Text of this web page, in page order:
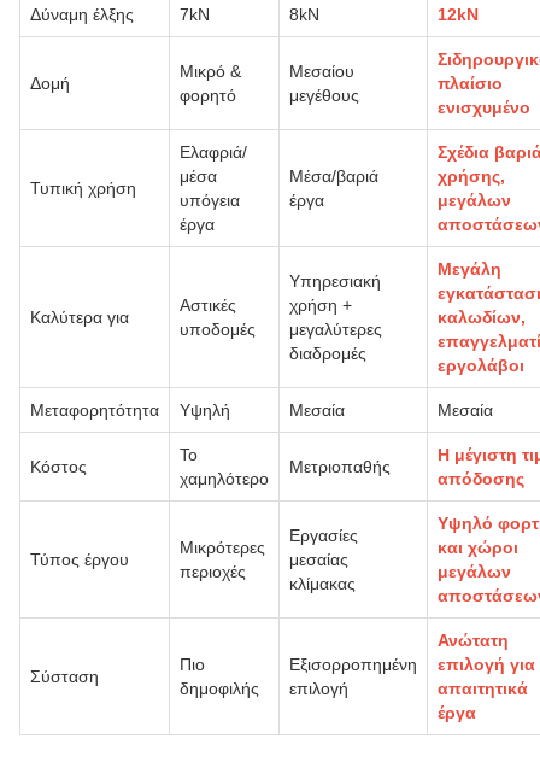
Δύναμη έλξης 7kN 8kN 12kN
Δομή
Μικρό &
φορητό
Μεσαίου
μεγέθους
πλαίσιο
ενισχυμένο
Τυπική χρήση
Ελαφριά/
μέσα
υπόγεια
έργα
Μέσα/βαριά
έργα
Σχέδια
χρήσης,
μεγάλων
Καλύτερα για
Αστικές
υποδομές
Υπηρεσιακή
χρήση +
μεγαλύτερες
διαδρομές
Μεγάλη
καλωδίων,
εργολάβοι
Μεταφορητότητα Υψηλή Μεσαία Μεσαία
Κόστος
Το
χαμηλότερο
Μετριοπαθής
Η μέγιστη
απόδοσης
Τύπος έργου
Μικρότερες
περιοχές
Εργασίες
μεσαίας
κλίμακας
Υψηλό
και χώροι
μεγάλων
Σύσταση
Πιο
δημοφιλής
Εξισορροπημένη
επιλογή
Ανώτατη
επιλογή για
απαιτητικά
έργα